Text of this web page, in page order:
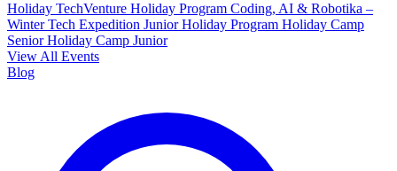
Holiday TechVenture Holiday Program Coding, AI & Robotika –
Winter Tech Expedition Junior Holiday Program Holiday Camp
SeniorHoliday Camp Junior
View All Events
Blog